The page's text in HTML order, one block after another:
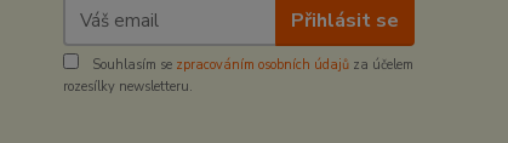
Přihlásit se
Souhlasím se zpracováním osobních údajů za účelem
rozesílky newsletteru.